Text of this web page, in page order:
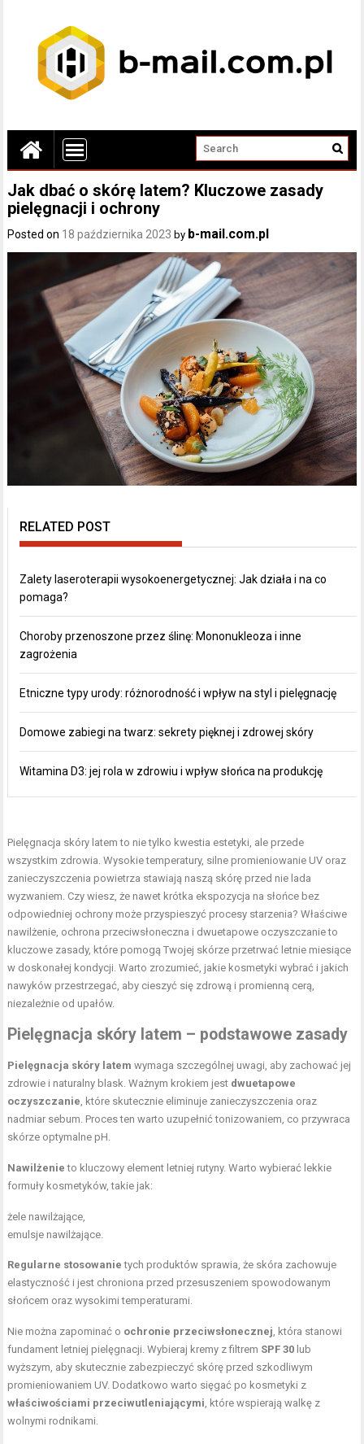
Jak dbać o skórę latem? Kluczowe zasady
pielęgnacji i ochrony
Posted on 18 października 2023 by b-mail.com.pl
RELATED POST
Zalety laseroterapii wysokoenergetycznej: Jak działa i na co
pomaga?
Choroby przenoszone przez ślinę: Mononukleoza i inne
zagrożenia
Etniczne typy urody: różnorodność i wpływ na styl i pielęgnację
Domowe zabiegi na twarz: sekrety pięknej i zdrowej skóry
Witamina D3: jej rola w zdrowiu i wpływ słońca na produkcję
Pielęgnacja skóry latem to nie tylko kwestia estetyki, ale przede
wszystkim zdrowia. Wysokie temperatury, silne promieniowanie UV oraz
zanieczyszczenia powietrza stawiają naszą skórę przed nie lada
wyzwaniem. Czy wiesz, że nawet krótka ekspozycja na słońce bez
odpowiedniej ochrony może przyspieszyć procesy starzenia? Właściwe
nawilżenie, ochrona przeciwsłoneczna i dwuetapowe oczyszczanie to
kluczowe zasady, które pomogą Twojej skórze przetrwać letnie miesiące
w doskonałej kondycji. Warto zrozumieć, jakie kosmetyki wybrać i jakich
nawyków przestrzegać, aby cieszyć się zdrową i promienną cerą,
niezależnie od upałów.
Pielęgnacja skóry latem – podstawowe zasady
Pielęgnacja skóry latem wymaga szczególnej uwagi, aby zachować jej
zdrowie i naturalny blask. Ważnym krokiem jest dwuetapowe
oczyszczanie , które skutecznie eliminuje zanieczyszczenia oraz
nadmiar sebum. Proces ten warto uzupełnić tonizowaniem, co przywraca
skórze optymalne pH.
Nawilżenie to kluczowy element letniej rutyny. Warto wybierać lekkie
formuły kosmetyków, takie jak:
żele nawilżające,
emulsje nawilżające.
Regularne stosowanie tych produktów sprawia, że skóra zachowuje
elastyczność i jest chroniona przed przesuszeniem spowodowanym
słońcem oraz wysokimi temperaturami.
Nie można zapominać o ochronie przeciwsłonecznej , która stanowi
fundament letniej pielęgnacji. Wybieraj kremy z filtrem SPF 30 lub
wyższym, aby skutecznie zabezpieczyć skórę przed szkodliwym
promieniowaniem UV. Dodatkowo warto sięgać po kosmetyki z
właściwościami przeciwutleniającymi , które wspierają walkę z
wolnymi rodnikami.